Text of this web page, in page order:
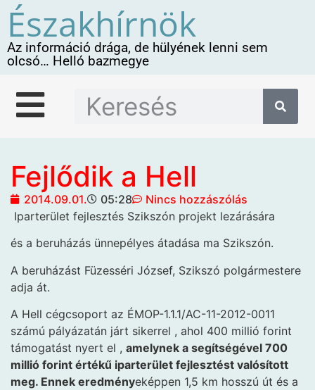
Északhírnök
Az információ drága, de hülyének lenni sem
olcsó… Helló bazmegye
Fejlődik a Hell
2014.09.01. 05:28
Nincs hozzászólás
Iparterület fejlesztés Szikszón projekt lezárására
és a beruházás ünnepélyes átadása ma Szikszón.
A beruházást Füzesséri József, Szikszó polgármestere
adja át.
A Hell cégcsoport az ÉMOP-1.1.1/AC-11-2012-0011
számú pályázatán járt sikerrel , ahol 400 millió forint
támogatást nyert el , amelynek a segítségével 700
millió forint értékű iparterület fejlesztést valósított
meg. Ennek eredményeképpen 1,5 km hosszú út és a